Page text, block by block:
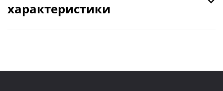
характеристики